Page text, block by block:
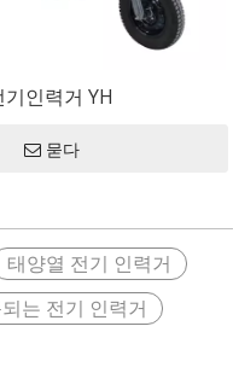
기인력거 YH
묻다
태양열 전기 인력거
는 전기 인력거